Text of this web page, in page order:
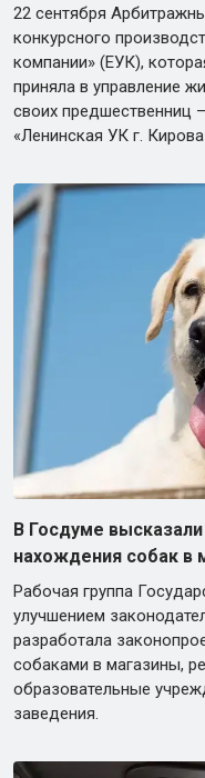
22 сентября
конкурсного
компании» (ЕУК),
приняла в управление
своих предшественниц
«Ленинская УК г.
В Госдуме
нахождения собак в
Рабочая группа
улучшением
разработала
собаками в магазины,
образовательные
заведения.